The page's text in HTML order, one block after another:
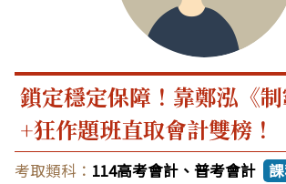
鎖定穩定保障！靠鄭泓《制
+狂作題班直取會計雙榜！
114高考會計、普考會計